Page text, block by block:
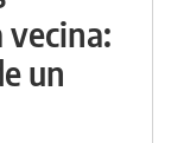
vecina:
un